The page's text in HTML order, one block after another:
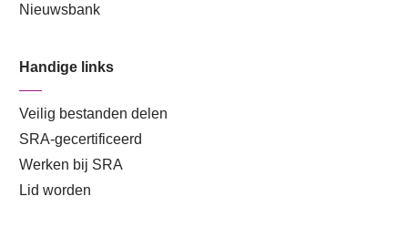
Nieuwsbank
Handige links
Veilig bestanden delen
SRA-gecertificeerd
Werken bij SRA
Lid worden